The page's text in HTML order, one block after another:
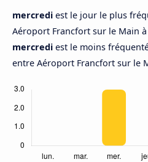
mercredi est le jour le plus
Aéroport Francfort sur le Main à
mercredi est le moins
entre Aéroport Francfort sur le